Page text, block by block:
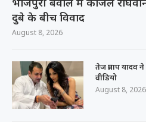
दुबे के बीच विवाद
August 8, 2026
तेज प्रताप
वीडियो
August 8, 2026